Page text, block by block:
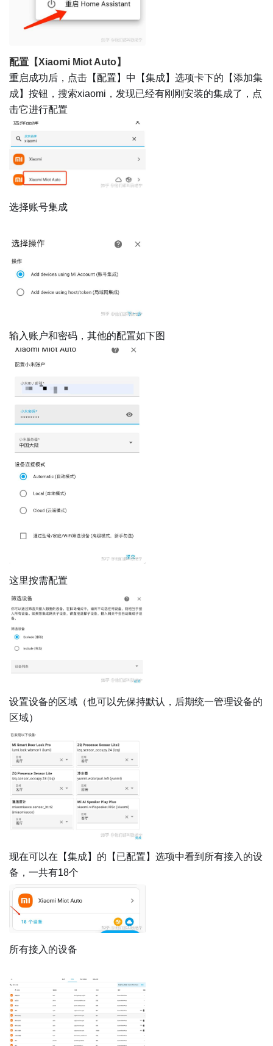
配置【Xiaomi Miot Auto】
重启成功后，点击【配置】中【集成】选项卡下的【添加集
成】按钮，搜索xiaomi，发现已经有刚刚安装的集成了，点
击它进行配置
选择账号集成
输入账户和密码，其他的配置如下图
这里按需配置
设置设备的区域（也可以先保持默认，后期统一管理设备的
区域）
现在可以在【集成】的【已配置】选项中看到所有接入的设
备，一共有18个
所有接入的设备